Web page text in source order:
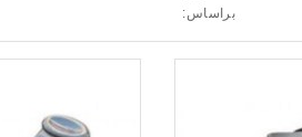
براساس: